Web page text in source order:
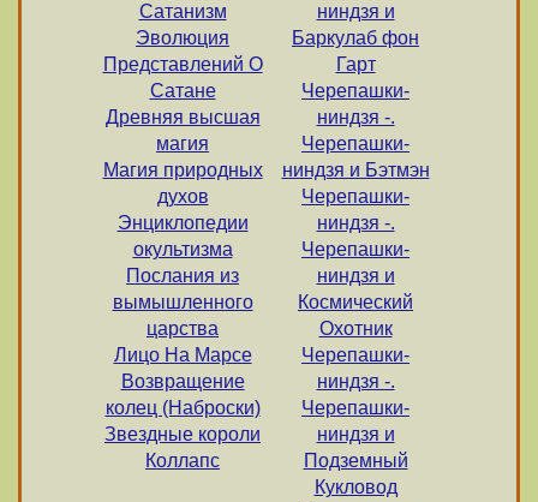
Сатанизм
Эволюция
Представлений О
Сатане
Древняя высшая
магия
Магия природных
духов
Энциклопедии
окультизма
Послания из
вымышленного
царства
Лицо На Марсе
Возвращение
колец (Наброски)
Звездные короли
Коллапс
ниндзя и
Баркулаб фон
Гарт
Черепашки-
ниндзя -.
Черепашки-
ниндзя и Бэтмэн
Черепашки-
ниндзя -.
Черепашки-
ниндзя и
Космический
Охотник
Черепашки-
ниндзя -.
Черепашки-
ниндзя и
Подземный
Кукловод